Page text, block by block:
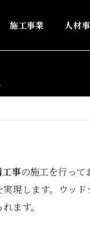
施工事業 人材
工事の施工を行って
実現します。ウッド
ます。